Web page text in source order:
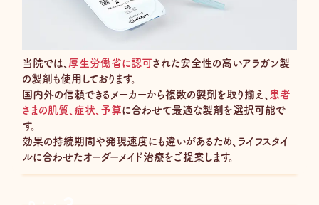
当院では、 厚生労働省に認可された安全性の高いアラガン製
の製剤も使用しております。
国内外の信頼できるメーカーから複数の製剤を取り揃え、
患者
さまの肌質、症状、予算に合わせて最適な製剤を選択可能で
す。
効果の持続期間や発現速度にも違いがあるため、ライフスタイ
ルに合わせたオーダーメイド治療をご提案します。